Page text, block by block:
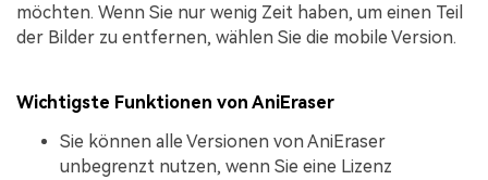
möchten. Wenn Sie nur wenig Zeit haben, um einen Teil
der Bilder zu entfernen, wählen Sie die mobile Version.
Wichtigste Funktionen von AniEraser
Sie können alle Versionen von AniEraser
unbegrenzt nutzen, wenn Sie eine Lizenz